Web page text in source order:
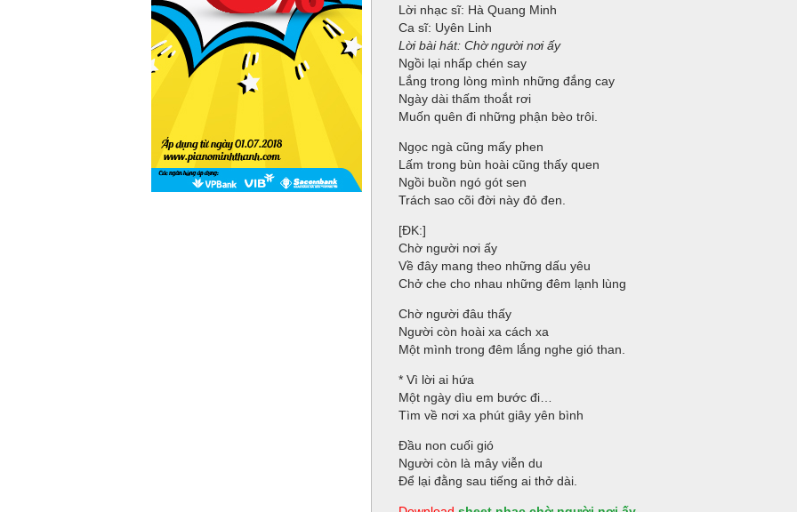
Lời nhạc sĩ: Hà Quang Minh
Ca sĩ: Uyên Linh
Lời bài hát: Chờ người nơi ấy
Ngồi lại nhấp chén say
Lắng trong lòng mình những đắng cay
Ngày dài thấm thoắt rơi
Muốn quên đi những phận bèo trôi.
Ngọc ngà cũng mấy phen
Lấm trong bùn hoài cũng thấy quen
Ngồi buồn ngó gót sen
Trách sao cõi đời này đỏ đen.
[ĐK:]
Chờ người nơi ấy
Về đây mang theo những dấu yêu
Chở che cho nhau những đêm lạnh lùng
Chờ người đâu thấy
Người còn hoài xa cách xa
Một mình trong đêm lắng nghe gió than.
* Vì lời ai hứa
Một ngày dìu em bước đi…
Tìm về nơi xa phút giây yên bình
Đầu non cuối gió
Người còn là mây viễn du
Để lại đằng sau tiếng ai thở dài.